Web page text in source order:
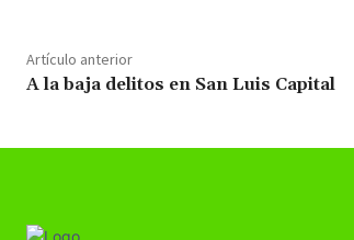
Artículo anterior
A la baja delitos en San Luis Capital